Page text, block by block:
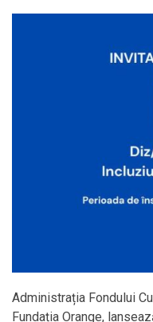
Administrația Fondului
Fundația Orange,